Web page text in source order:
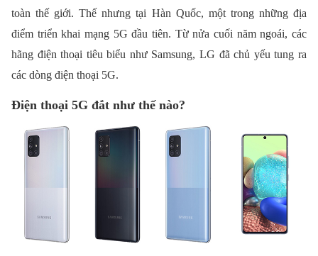
toàn thế giới. Thế nhưng tại Hàn Quốc, một trong những địa
điểm triển khai mạng 5G đầu tiên. Từ nửa cuối năm ngoái, các
hãng điện thoại tiêu biểu như Samsung, LG đã chủ yếu tung ra
các dòng điện thoại 5G.
Điện thoại 5G đắt như thế nào?